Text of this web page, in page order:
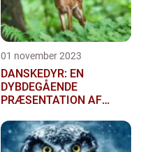
01 november 2023
DANSKEDYR: EN
DYBDEGÅENDE
PRÆSENTATION AF